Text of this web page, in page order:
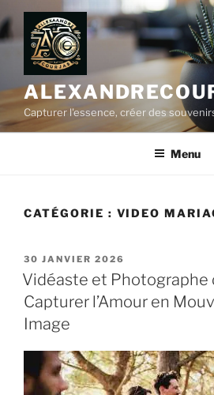
Aller
au
contenu
principal
Capturer l'essence, créer des
Menu
CATÉGORIE : VIDEO
PUBLIÉ
LE
30 JANVIER 2026
Vidéaste et Photographe
Capturer l’Amour en
Image